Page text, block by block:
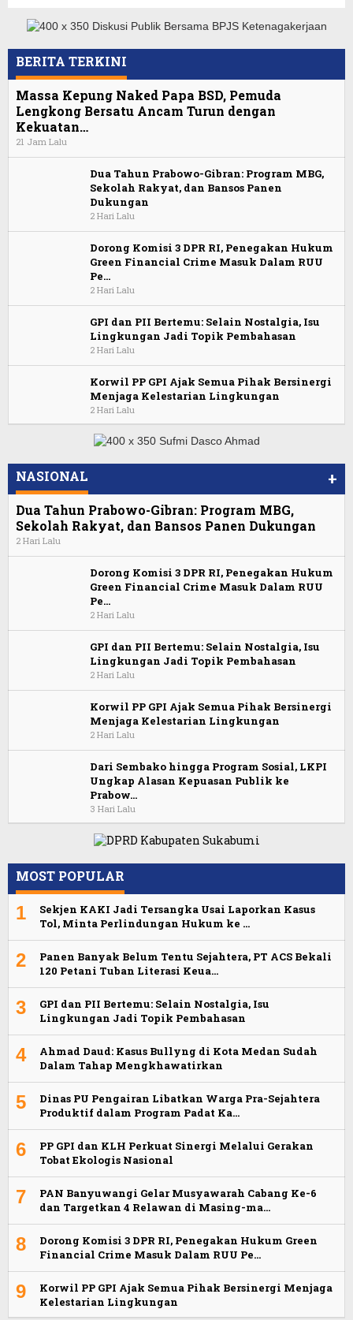
BERITA TERKINI
Massa Kepung Naked Papa BSD, Pemuda
Lengkong Bersatu Ancam Turun dengan
Kekuatan…
21 Jam Lalu
Dua Tahun Prabowo-Gibran: Program MBG,
Sekolah Rakyat, dan Bansos Panen
Dukungan
2 Hari Lalu
Dorong Komisi 3 DPR RI, Penegakan Hukum
Green Financial Crime Masuk Dalam RUU
Pe…
2 Hari Lalu
GPI dan PII Bertemu: Selain Nostalgia, Isu
Lingkungan Jadi Topik Pembahasan
2 Hari Lalu
Korwil PP GPI Ajak Semua Pihak Bersinergi
Menjaga Kelestarian Lingkungan
2 Hari Lalu
NASIONAL +
Dua Tahun Prabowo-Gibran: Program MBG,
Sekolah Rakyat, dan Bansos Panen Dukungan
2 Hari Lalu
Dorong Komisi 3 DPR RI, Penegakan Hukum
Green Financial Crime Masuk Dalam RUU
Pe…
2 Hari Lalu
GPI dan PII Bertemu: Selain Nostalgia, Isu
Lingkungan Jadi Topik Pembahasan
2 Hari Lalu
Korwil PP GPI Ajak Semua Pihak Bersinergi
Menjaga Kelestarian Lingkungan
2 Hari Lalu
Dari Sembako hingga Program Sosial, LKPI
Ungkap Alasan Kepuasan Publik ke
Prabow…
3 Hari Lalu
MOST POPULAR
1
Sekjen KAKI Jadi Tersangka Usai Laporkan Kasus
Tol, Minta Perlindungan Hukum ke …
2
Panen Banyak Belum Tentu Sejahtera, PT ACS Bekali
120 Petani Tuban Literasi Keua…
3
GPI dan PII Bertemu: Selain Nostalgia, Isu
Lingkungan Jadi Topik Pembahasan
4
Ahmad Daud: Kasus Bullyng di Kota Medan Sudah
Dalam Tahap Mengkhawatirkan
5
Dinas PU Pengairan Libatkan Warga Pra-Sejahtera
Produktif dalam Program Padat Ka…
6
PP GPI dan KLH Perkuat Sinergi Melalui Gerakan
Tobat Ekologis Nasional
7
PAN Banyuwangi Gelar Musyawarah Cabang Ke-6
dan Targetkan 4 Relawan di Masing-ma…
8
Dorong Komisi 3 DPR RI, Penegakan Hukum Green
Financial Crime Masuk Dalam RUU Pe…
9
Korwil PP GPI Ajak Semua Pihak Bersinergi Menjaga
Kelestarian Lingkungan